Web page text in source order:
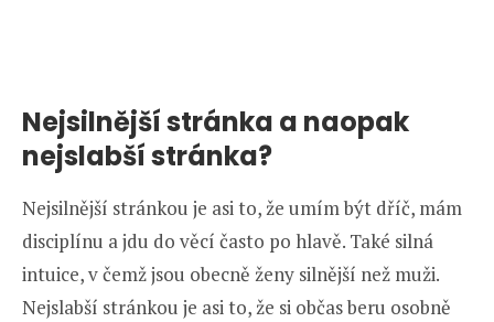
Nejsilnější stránka a naopak
nejslabší stránka?
Nejsilnější stránkou je asi to, že umím být dříč, mám
disciplínu a jdu do věcí často po hlavě. Také silná
intuice, v čemž jsou obecně ženy silnější než muži.
Nejslabší stránkou je asi to, že si občas beru osobně